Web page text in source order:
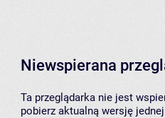
Niewspierana
Ta przeglądarka nie jest
pobierz aktualną wersję